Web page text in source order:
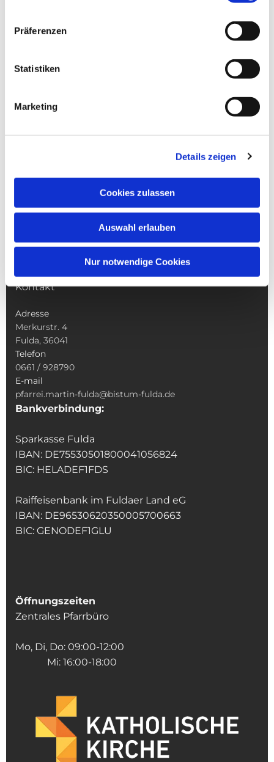
Präferenzen
Statistiken
Marketing
Details zeigen
Cookies zulassen
Auswahl erlauben
Nur notwendige Cookies
Pfarrei St. Martin
Wallfahrten
Veranstaltungen & Angebote
Kindertagesstätte St. Andreas
Kontakt
Adresse
Merkurstr. 4
Fulda, 36041
Telefon
0661 / 928790
E-mail
pfarrei.martin-fulda@bistum-fulda.de
Bankverbindung:
Sparkasse Fulda
IBAN: DE75530501800041056824
BIC: HELADEF1FDS
Raiffeisenbank im Fuldaer Land eG
IBAN: DE96530620350005700663
BIC: GENODEF1GLU
Öffnungszeiten
Zentrales Pfarrbüro
Mo, Di, Do: 09:00-12:00
Mi: 16:00-18:00